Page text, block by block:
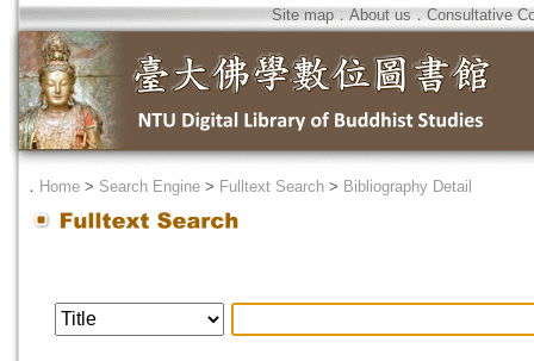
Site map．About us ． Consultative
． Home > Search Engine > Fulltext Search > Bibliography Detail